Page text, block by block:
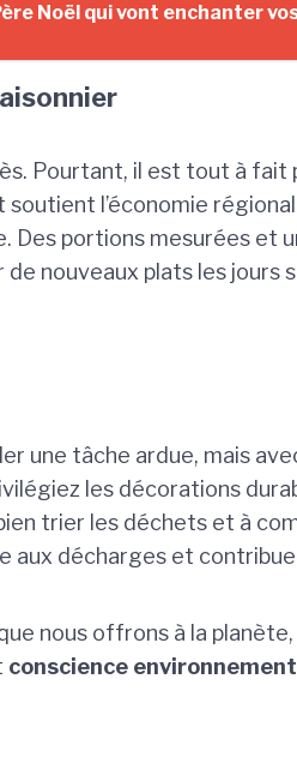
Noël qui vont enchanter
Pourtant, il est tout à
soutient l’économie
Des portions mesurées et
nouveaux plats les
une tâche ardue, mais
les décorations
trier les déchets et à
décharges et
nous offrons à la
conscience